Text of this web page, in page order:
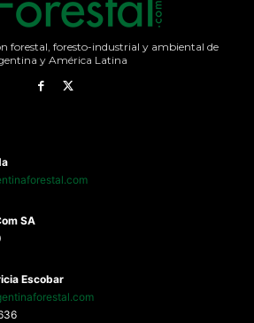
forestal, foresto-industrial y ambiental de
y América Latina
SA
Escobar